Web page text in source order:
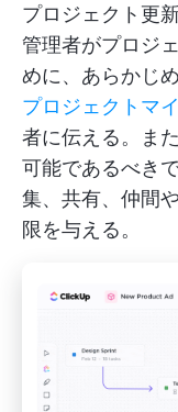
プロジェクト更
管理者がプロジ
めに、あらかじ
プロジェクトマ
者に伝える。ま
可能であるべき
集、共有、仲間
限を与える。